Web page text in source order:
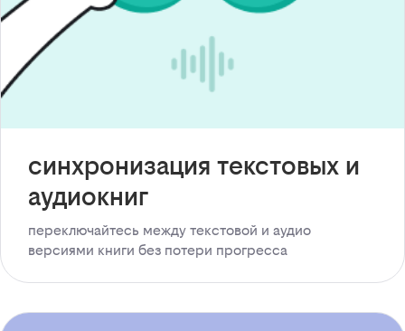
синхронизация текстовых и
аудиокниг
переключайтесь между текстовой и аудио
версиями книги без потери прогресса